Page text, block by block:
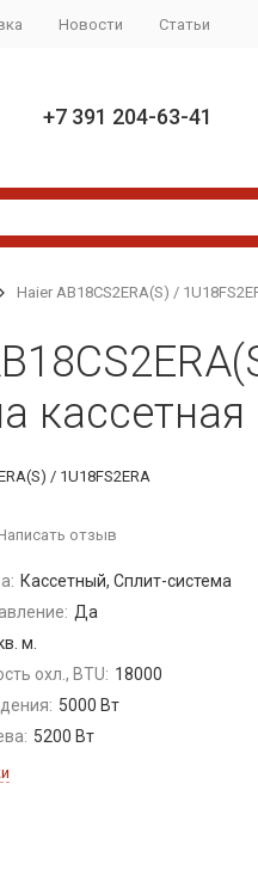
Новости Статьи
+7 391 204-63-41
Haier AB18CS2ERA(S) /
кассетная
/ 1U18FS2ERA
отзыв
Кассетный, Сплит-система
Да
м.
охл., BTU: 18000
5000 Вт
5200 Вт